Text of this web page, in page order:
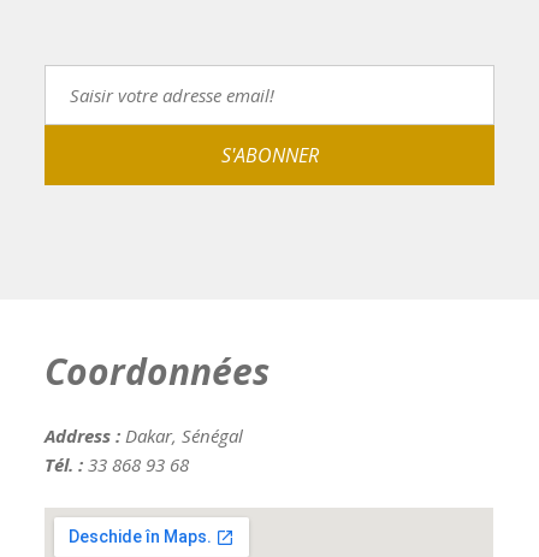
Coordonnées
Address :Dakar, Sénégal
Tél. : 33 868 93 68